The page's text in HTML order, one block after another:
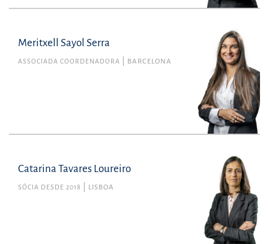
Meritxell Sayol Serra
ASSOCIADA COORDENADORA BARCELONA
Catarina Tavares Loureiro
SÓCIA DESDE 2018 LISBOA